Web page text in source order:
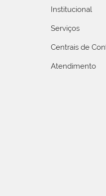
Institucional
Serviços
Centrais de
Atendimento